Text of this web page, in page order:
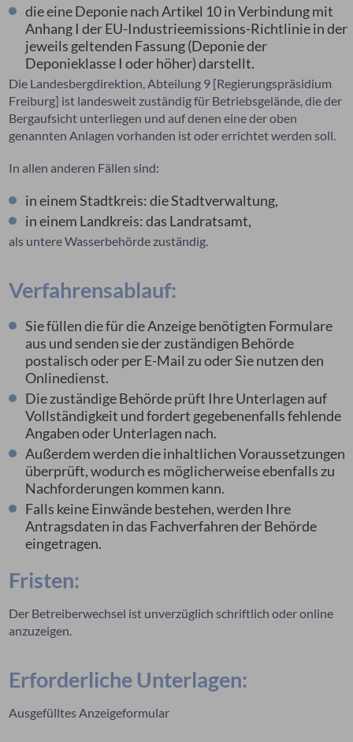
die eine Deponie nach Artikel 10 in Verbindung mit
Anhang I der EU-Industrieemissions-Richtlinie in der
jeweils geltenden Fassung (Deponie der
Deponieklasse I oder höher) darstellt.
Die Landesbergdirektion, Abteilung 9 [Regierungspräsidium
Freiburg] ist landesweit zuständig für Betriebsgelände, die der
Bergaufsicht unterliegen und auf denen eine der oben
genannten Anlagen vorhanden ist oder errichtet werden soll.
In allen anderen Fällen sind:
in einem Stadtkreis: die Stadtverwaltung,
in einem Landkreis: das Landratsamt,
als untere Wasserbehörde zuständig.
Verfahrensablauf:
Sie füllen die für die Anzeige benötigten Formulare
aus und senden sie der zuständigen Behörde
postalisch oder per E-Mail zu oder Sie nutzen den
Onlinedienst.
Die zuständige Behörde prüft Ihre Unterlagen auf
Vollständigkeit und fordert gegebenenfalls fehlende
Angaben oder Unterlagen nach.
Außerdem werden die inhaltlichen Voraussetzungen
überprüft, wodurch es möglicherweise ebenfalls zu
Nachforderungen kommen kann.
Falls keine Einwände bestehen, werden Ihre
Antragsdaten in das Fachverfahren der Behörde
eingetragen.
Fristen:
Der Betreiberwechsel ist unverzüglich schriftlich oder online
anzuzeigen.
Erforderliche Unterlagen:
Ausgefülltes Anzeigeformular